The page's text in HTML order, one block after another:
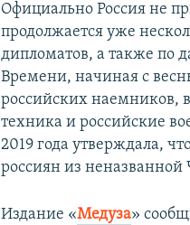
Официально Россия не
продолжается уже
дипломатов, а также по
Времени, начиная с
российских наемников,
техника и российские
2019 года утверждала,
россиян из неназванной
Издание «Медуза»